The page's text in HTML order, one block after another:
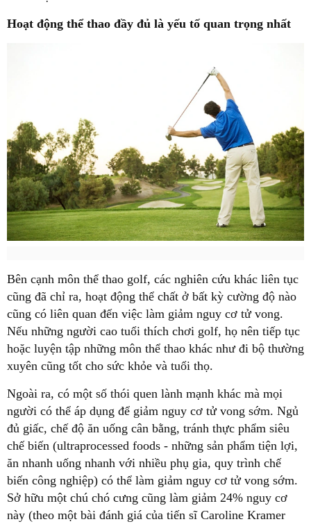
Hoạt động thể thao đầy đủ là yếu tố quan trọng nhất
Bên cạnh môn thể thao golf, các nghiên cứu khác liên tục
cũng đã chỉ ra, hoạt động thể chất ở bất kỳ cường độ nào
cũng có liên quan đến việc làm giảm nguy cơ tử vong.
Nếu những người cao tuổi thích chơi golf, họ nên tiếp tục
hoặc luyện tập những môn thể thao khác như đi bộ thường
xuyên cũng tốt cho sức khỏe và tuổi thọ.
Ngoài ra, có một số thói quen lành mạnh khác mà mọi
người có thể áp dụng để giảm nguy cơ tử vong sớm. Ngủ
đủ giấc, chế độ ăn uống cân bằng, tránh thực phẩm siêu
chế biến (ultraprocessed foods - những sản phẩm tiện lợi,
ăn nhanh uống nhanh với nhiều phụ gia, quy trình chế
biến công nghiệp) có thể làm giảm nguy cơ tử vong sớm.
Sở hữu một chú chó cưng cũng làm giảm 24% nguy cơ
này (theo một bài đánh giá của tiến sĩ Caroline Kramer